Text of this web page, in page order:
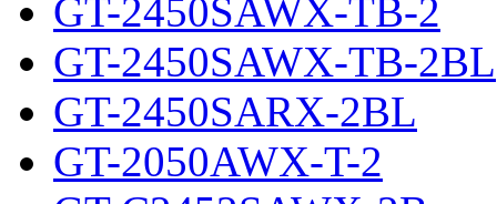
GT-2450SAWX-TB-2
GT-2450SAWX-TB-2BL
GT-2450SARX-2BL
GT-2050AWX-T-2